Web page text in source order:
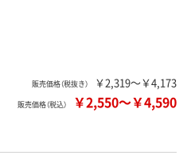
販売価格（税抜き） ￥2,319～￥4,173
販売価格（税込） ￥2,550～￥4,590